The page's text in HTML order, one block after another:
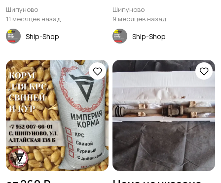
помещение 46 кв м.
Шипуново
Шипуново
11 месяцев назад
Ship-Shop
Шипуново
Шипуново
9 месяцев назад
Ship-Shop